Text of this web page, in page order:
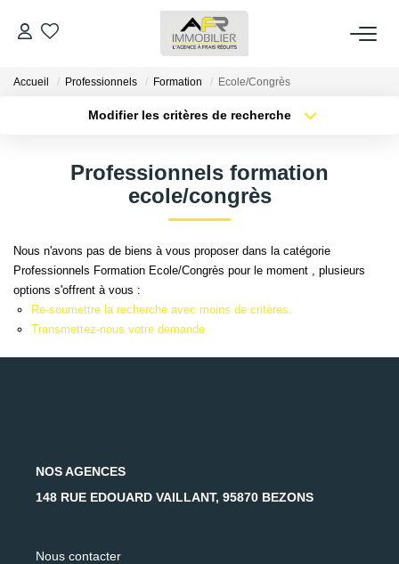
ACHETER
ESTIMER
FAIRE GÉRER
NOS AGENCES
AFR IMMOBILIER Chatou - Transaction
AFR IMMOBILIER Houilles
Accueil Professionnels Formation Ecole/Congrès
Modifier les critères de recherche
Type de bien
Surface min
Créer une alerte
Professionnels formation
ecole/congrès
Nous n'avons pas de biens à vous proposer dans la catégorie
Professionnels Formation Ecole/Congrès pour le moment , plusieurs
options s'offrent à vous :
Re-soumettre la recherche avec moins de critères.
Transmettez-nous votre demande
NOS AGENCES
148 RUE EDOUARD VAILLANT, 95870 BEZONS
Nous contacter